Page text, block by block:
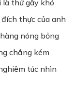
là thứ gây khó
thực của anh
nóng bỏng
chẳng kém
túc nhìn